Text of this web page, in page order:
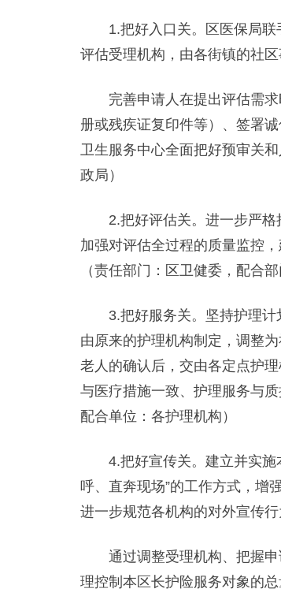
1.把好入口关。区医保局联
评估受理机构，由各街镇的社
完善申请人在提出评估需求
册或残疾证复印件等）、签署
卫生服务中心全面把好预审关
政局）
2.把好评估关。进一步严格
加强对评估全过程的质量监控
（责任部门：区卫健委，配合
3.把好服务关。坚持护理计
由原来的护理机构制定，调整
老人的确认后，交由各定点护
与医疗措施一致、护理服务与
配合单位：各护理机构）
4.把好宣传关。建立并实施
呼、直奔现场”的工作方式，增
进一步规范各机构的对外宣传
通过调整受理机构、把握申
理控制本区长护险服务对象的总